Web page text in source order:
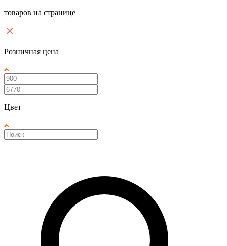
товаров на странице
Розничная цена
Цвет